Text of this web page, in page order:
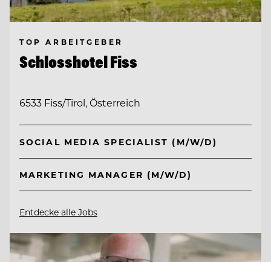
TOP ARBEITGEBER
Schlosshotel Fiss
6533 Fiss/Tirol, Österreich
SOCIAL MEDIA SPECIALIST (M/W/D)
MARKETING MANAGER (M/W/D)
Entdecke alle Jobs